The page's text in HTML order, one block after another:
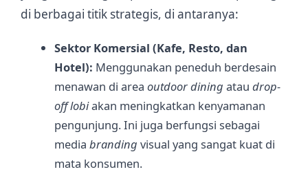
di berbagai titik strategis, di antaranya:
Sektor Komersial (Kafe, Resto, dan
Hotel): Menggunakan peneduh berdesain
menawan di areaoutdoor dining ataudrop-
off lobiakan meningkatkan kenyamanan
pengunjung. Ini juga berfungsi sebagai
mediabranding visual yang sangat kuat di
mata konsumen.